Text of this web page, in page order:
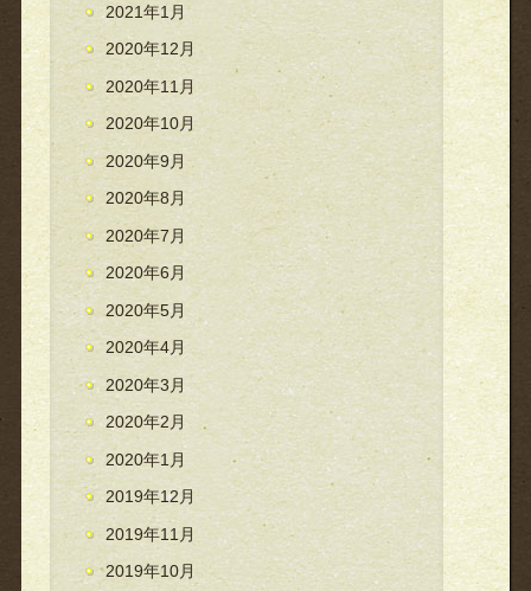
2021年1月
2020年12月
2020年11月
2020年10月
2020年9月
2020年8月
2020年7月
2020年6月
2020年5月
2020年4月
2020年3月
2020年2月
2020年1月
2019年12月
2019年11月
2019年10月